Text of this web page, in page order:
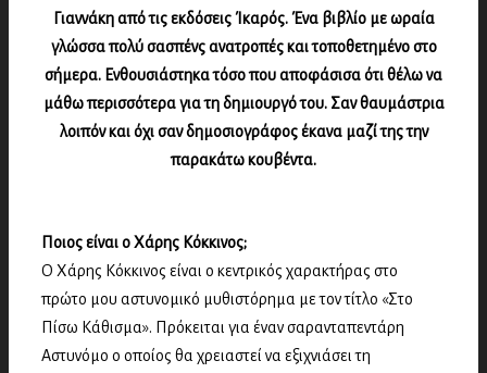
Γιαννάκη από τις εκδόσεις Ίκαρός. Ένα βιβλίο με ωραία
γλώσσα πολύ σασπένς ανατροπές και τοποθετημένο στο
σήμερα. Ενθουσιάστηκα τόσο που αποφάσισα ότι θέλω να
μάθω περισσότερα για τη δημιουργό του. Σαν θαυμάστρια
λοιπόν και όχι σαν δημοσιογράφος έκανα μαζί της την
παρακάτω κουβέντα.
Ποιος είναι ο Χάρης Κόκκινος;
Ο Χάρης Κόκκινος είναι ο κεντρικός χαρακτήρας στο
πρώτο μου αστυνομικό μυθιστόρημα με τον τίτλο «Στο
Πίσω Κάθισμα». Πρόκειται για έναν σαρανταπεντάρη
Αστυνόμο ο οποίος θα χρειαστεί να εξιχνιάσει τη